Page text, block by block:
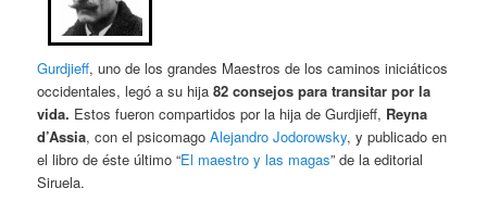
Gurdjieff, uno de los grandes Maestros de los caminos iniciáticos
occidentales, legó a su hija82 consejos para transitar por la
vida. Estos fueron compartidos por la hija de Gurdjieff, Reyna
d’Assia, con el psicomagoAlejandro Jodorowsky, y publicado en
el libro de éste último “El maestro y las magas” de la editorial
Siruela.